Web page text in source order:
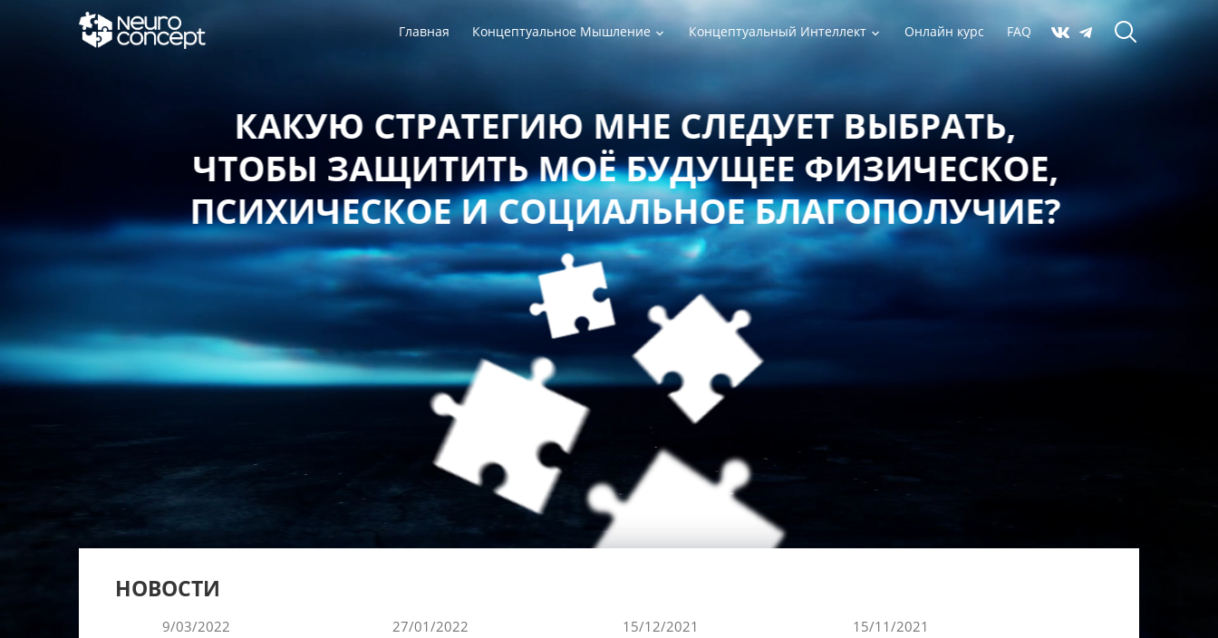
Главная Концептуальное Мышление Концептуальный Интеллект Онлайн курс FAQ
КАКУЮ СТРАТЕГИЮ МНЕ СЛЕДУЕТ ВЫБРАТЬ,
ЧТОБЫ ЗАЩИТИТЬ МОЁ БУДУЩЕЕ ФИЗИЧЕСКОЕ,
ПСИХИЧЕСКОЕ И СОЦИАЛЬНОЕ БЛАГОПОЛУЧИЕ?
НОВОСТИ
9/03/2022
27/01/2022
15/12/2021
15/11/2021